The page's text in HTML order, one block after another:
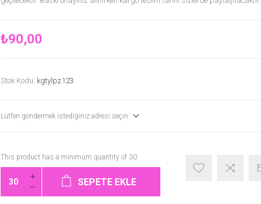
₺90,00
Stok Kodu: kgtylpz123
Lütfen göndermek istediğiniz adresi seçin
This product has a minimum quantity of 30
SEPETE EKLE